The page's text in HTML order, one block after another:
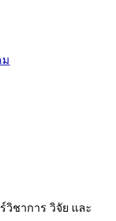
ม
วิชาการ วิจัย และ